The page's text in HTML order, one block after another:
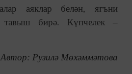
аяклар белән, ягъни
тавыш бирә. Күпчелек –
Автор: Рузилә Мөхәммәтова